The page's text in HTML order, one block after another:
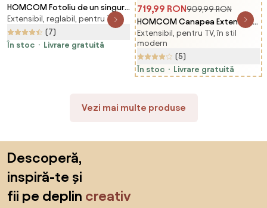
HOMCOM Fotoliu de un singur
loc cu spatar reglabil in 4
pozitii, tesatura cu efect de
lenjerie respirabila si sezut
Extensibil, reglabil, pentru TV
(7)
În stoc
Livrare gratuită
719,99 RON909,99 RON
HOMCOM Canapea Extensibilă
cu Spătar Reglabil pe 5 Nivele,
Canapea Pat Individuală Pliabilă
cu Perne, 63x73x81 cm, Albastru
| Aosom Romania
Extensibil, pentru TV, în stil
modern
(5)
În stoc
Livrare gratuită
Vezi mai multe produse
Descoperă,
inspiră-te și
fii pe deplin creativ